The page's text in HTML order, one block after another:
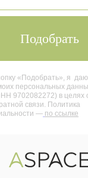
«Подобрать», я даю
персональных
9702082272) в целях
связи. Политика
— по ссылке
Подобрать